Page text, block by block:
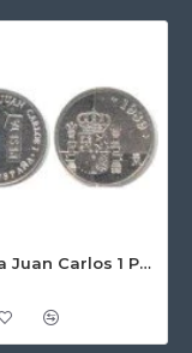
España Juan Carlos 1 Peseta JC 1989 Madrid ND